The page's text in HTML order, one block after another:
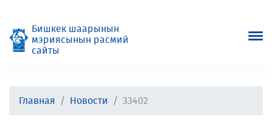
Бишкек шаарынын
мэриясынын расмий
сайты
Главная Новости 33402